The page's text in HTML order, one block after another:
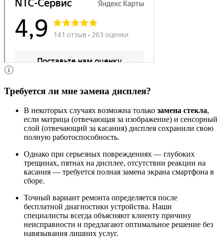
Требуется ли мне замена дисплея?
В некоторых случаях возможна только замена стекла,
если матрица (отвечающая за изображение) и сенсорный
слой (отвечающий за касания) дисплея сохранили свою
полную работоспособность.
Однако при серьезных повреждениях — глубоких
трещинах, пятнах на дисплее, отсутствии реакции на
касания — требуется полная замена экрана смартфона в
сборе.
Точный вариант ремонта определяется после
бесплатной диагностики устройства. Наши
специалисты всегда объясняют клиенту причину
неисправности и предлагают оптимальное решение без
навязывания лишних услуг.